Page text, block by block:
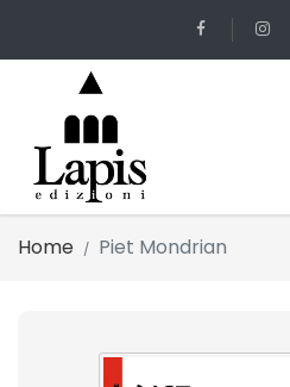
Home Piet Mondrian